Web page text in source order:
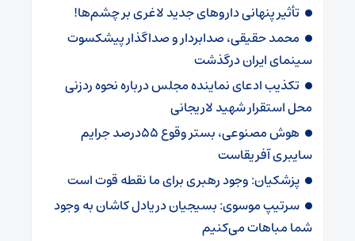
تأثیر پنهانی داروهای جدید لاغری بر چشم‌ها!
محمد حقیقی، صدابردار و صداگذار پیشکسوت
سینمای ایران درگذشت
تکذیب ادعای نماینده مجلس درباره نحوه ردزنی
محل استقرار شهید لاریجانی
هوش مصنوعی، بستر وقوع 55درصد جرایم
سایبری آفریقاست
پزشکیان: وجود رهبری برای ما نقطه قوت است
سرتیپ موسوی: بسیجیان دریادل کاشان به وجود
شما مباهات می‌کنیم